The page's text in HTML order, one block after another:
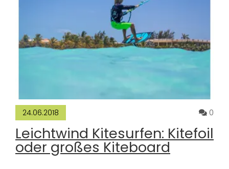
24.06.2018 0
Leichtwind Kitesurfen: Kitefoil
oder großes Kiteboard